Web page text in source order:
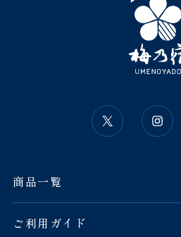
商品一覧
ご利用ガイド